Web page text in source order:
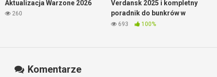
Aktualizacja Warzone 2026
260
Verdansk 2025 i kompletny
poradnik do bunkrów w
Warzone
693 100%
Komentarze